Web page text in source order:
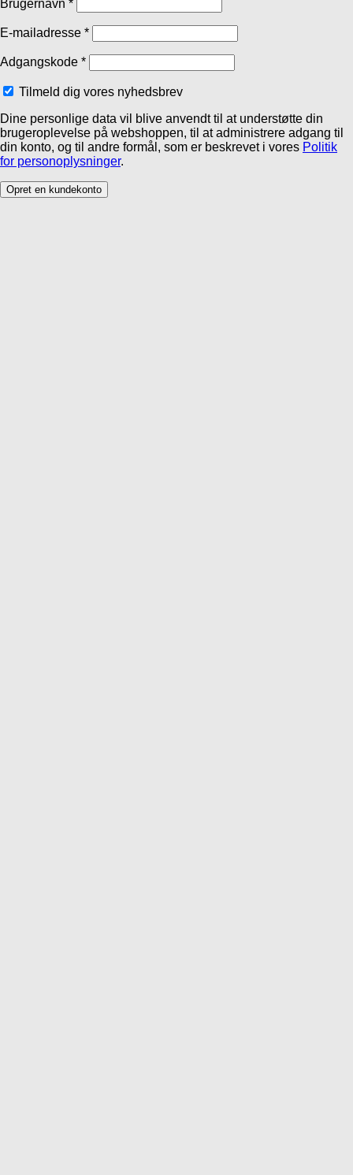
Brugernavn *
E-mailadresse *
Adgangskode *
Tilmeld dig vores nyhedsbrev
Dine personlige data vil blive anvendt til at understøtte din
brugeroplevelse på webshoppen, til at administrere adgang til
din konto, og til andre formål, som er beskrevet i vores Politik
for personoplysninger.
Opret en kundekonto